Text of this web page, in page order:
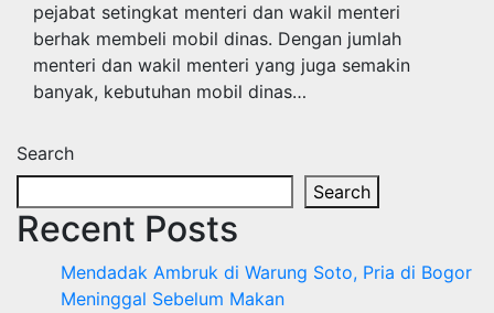
pejabat setingkat menteri dan wakil menteri
berhak membeli mobil dinas. Dengan jumlah
menteri dan wakil menteri yang juga semakin
banyak, kebutuhan mobil dinas…
Search
Search
Recent Posts
Mendadak Ambruk di Warung Soto, Pria di Bogor
Meninggal Sebelum Makan